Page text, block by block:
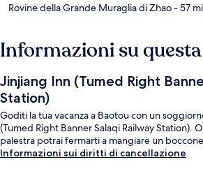
Rovine della Grande Muraglia di Zhao- 57
Informazioni su
Jinjiang Inn (Tumed Right
Station)
Goditi la tua vacanza a Baotou con un
(Tumed Right Banner Salaqi Railway Station).
palestra potrai fermarti a mangiare un
Informazioni sui diritti di cancellazione